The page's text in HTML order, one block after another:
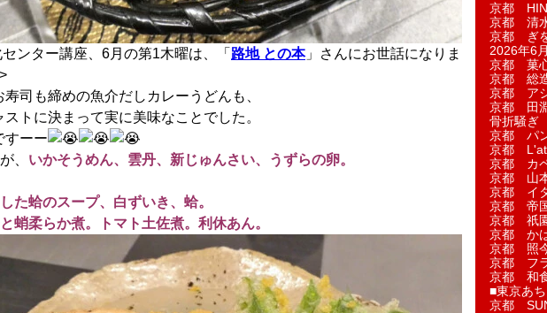
ンター講座、6月の第1木曜は、「 路地 との本」さんにお世話になりま
寿司も締めの魚介だしカレーうどんも、
トに決まって実に美味なことでした。
すーー
、 いかそうめん、雲丹、新じゅんさい、うずらの卵。
た蛤のスープ、白ずいき、蛤。
蛸柔らか煮。トマト土佐煮。利休あん。
京都
京都 清
京都 ぎ
2026年6
京都 菓​
京都 総
京都 ア
京都 田
骨折騒ぎ
京都 パ
京都
京都 カ
京都 山
京都 イ
京都 帝
京都 祇
京都 か
京都 照
京都 フ
京都 和
■東京あ
京都